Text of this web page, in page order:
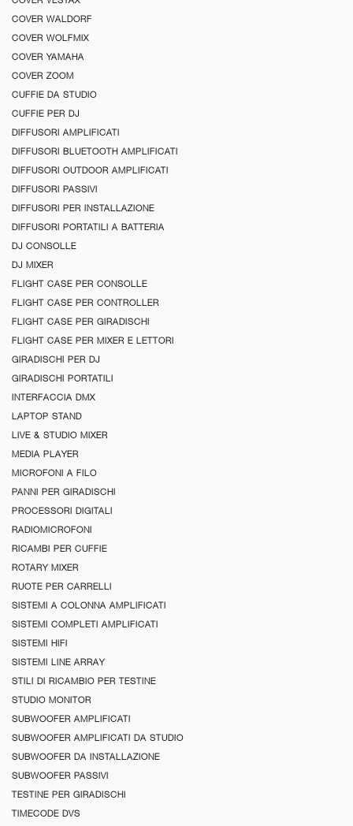
COVER WALDORF
COVER WOLFMIX
COVER YAMAHA
COVER ZOOM
CUFFIE DA STUDIO
CUFFIE PER DJ
DIFFUSORI AMPLIFICATI
DIFFUSORI BLUETOOTH AMPLIFICATI
DIFFUSORI OUTDOOR AMPLIFICATI
DIFFUSORI PASSIVI
DIFFUSORI PER INSTALLAZIONE
DIFFUSORI PORTATILI A BATTERIA
DJ CONSOLLE
DJ MIXER
FLIGHT CASE PER CONSOLLE
FLIGHT CASE PER CONTROLLER
FLIGHT CASE PER GIRADISCHI
FLIGHT CASE PER MIXER E LETTORI
GIRADISCHI PER DJ
GIRADISCHI PORTATILI
INTERFACCIA DMX
LAPTOP STAND
LIVE & STUDIO MIXER
MEDIA PLAYER
MICROFONI A FILO
PANNI PER GIRADISCHI
PROCESSORI DIGITALI
RADIOMICROFONI
RICAMBI PER CUFFIE
ROTARY MIXER
RUOTE PER CARRELLI
SISTEMI A COLONNA AMPLIFICATI
SISTEMI COMPLETI AMPLIFICATI
SISTEMI HIFI
SISTEMI LINE ARRAY
STILI DI RICAMBIO PER TESTINE
STUDIO MONITOR
SUBWOOFER AMPLIFICATI
SUBWOOFER AMPLIFICATI DA STUDIO
SUBWOOFER DA INSTALLAZIONE
SUBWOOFER PASSIVI
TESTINE PER GIRADISCHI
TIMECODE DVS